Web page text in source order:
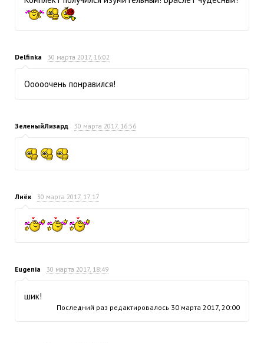
Delfinka 30 марта 2017, 16:02
Ооооочень понравился!
ЗеленыйЛизард 30 марта 2017, 16:56
Лиёк 30 марта 2017, 17:17
Eugenia 30 марта 2017, 18:49
шик!
Последний раз редактировалось 30 марта 2017, 20:00